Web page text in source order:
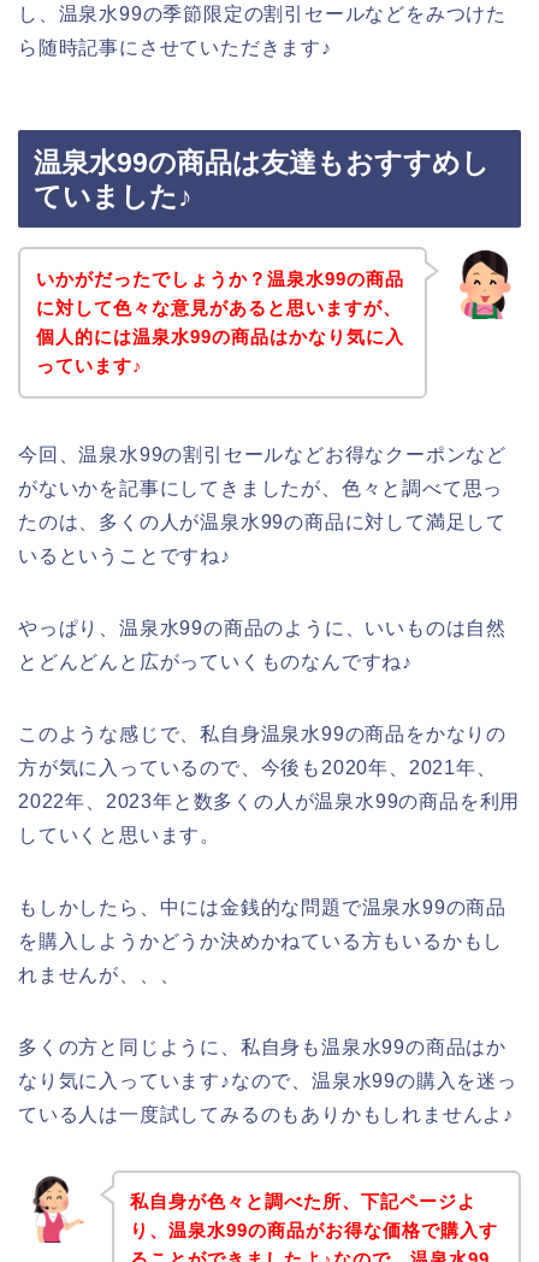
し、温泉水99の季節限定の割引セールなどをみつけた
ら随時記事にさせていただきます♪
温泉水99の商品は友達もおすすめし
ていました♪
いかがだったでしょうか？温泉水99の商品
に対して色々な意見があると思いますが、
個人的には温泉水99の商品はかなり気に入
っています♪
今回、温泉水99の割引セールなどお得なクーポンなど
がないかを記事にしてきましたが、色々と調べて思っ
たのは、多くの人が温泉水99の商品に対して満足して
いるということですね♪
やっぱり、温泉水99の商品のように、いいものは自然
とどんどんと広がっていくものなんですね♪
このような感じで、私自身温泉水99の商品をかなりの
方が気に入っているので、今後も2020年、2021年、
2022年、2023年と数多くの人が温泉水99の商品を利用
していくと思います。
もしかしたら、中には金銭的な問題で温泉水99の商品
を購入しようかどうか決めかねている方もいるかもし
れませんが、、、
多くの方と同じように、私自身も温泉水99の商品はか
なり気に入っています♪なので、温泉水99の購入を迷っ
ている人は一度試してみるのもありかもしれませんよ♪
私自身が色々と調べた所、下記ページよ
り、温泉水99の商品がお得な価格で購入す